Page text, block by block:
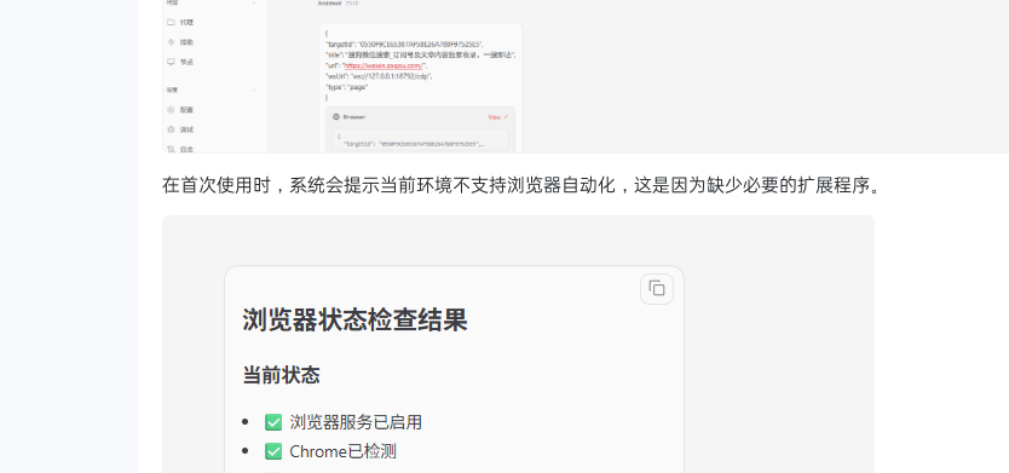
在首次使用时，系统会提示当前环境不支持浏览器自动化，这是因为缺少必要的扩展程序。